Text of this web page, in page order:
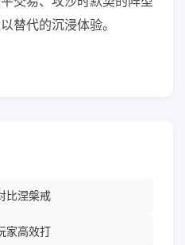
替代的沉浸体验。
比涅槃戒
家高效打